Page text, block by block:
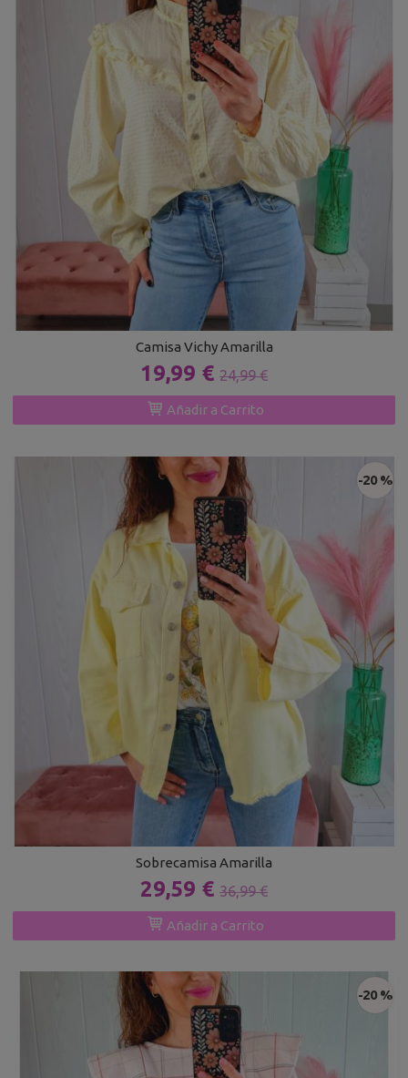
Camisa Vichy Amarilla
19,99 € 24,99 €
Añadir a Carrito
-20 %
Sobrecamisa Amarilla
29,59 € 36,99 €
Añadir a Carrito
-20 %